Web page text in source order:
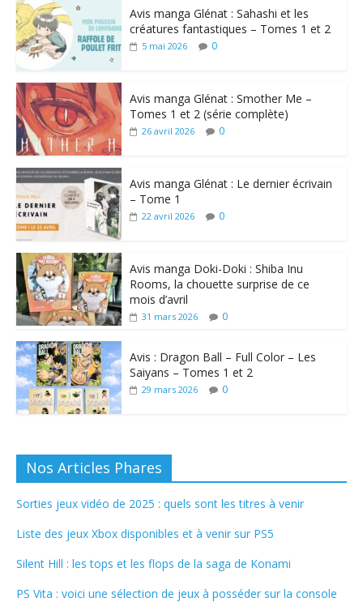
Avis manga Glénat : Sahashi et les
créatures fantastiques – Tomes 1 et 2
5 mai 2026 0
Avis manga Glénat : Smother Me –
Tomes 1 et 2 (série complète)
26 avril 2026 0
Avis manga Glénat : Le dernier écrivain
– Tome 1
22 avril 2026 0
Avis manga Doki-Doki : Shiba Inu
Rooms, la chouette surprise de ce
mois d’avril
31 mars 2026 0
Avis : Dragon Ball – Full Color – Les
Saiyans – Tomes 1 et 2
29 mars 2026 0
Nos Articles Phares
Sorties jeux vidéo de 2025 : quels sont les titres à venir
Liste des jeux Xbox disponibles et à venir sur PS5
Silent Hill : les tops et les flops de la saga de Konami
PS Vita : voici une sélection de jeux à posséder sur la console